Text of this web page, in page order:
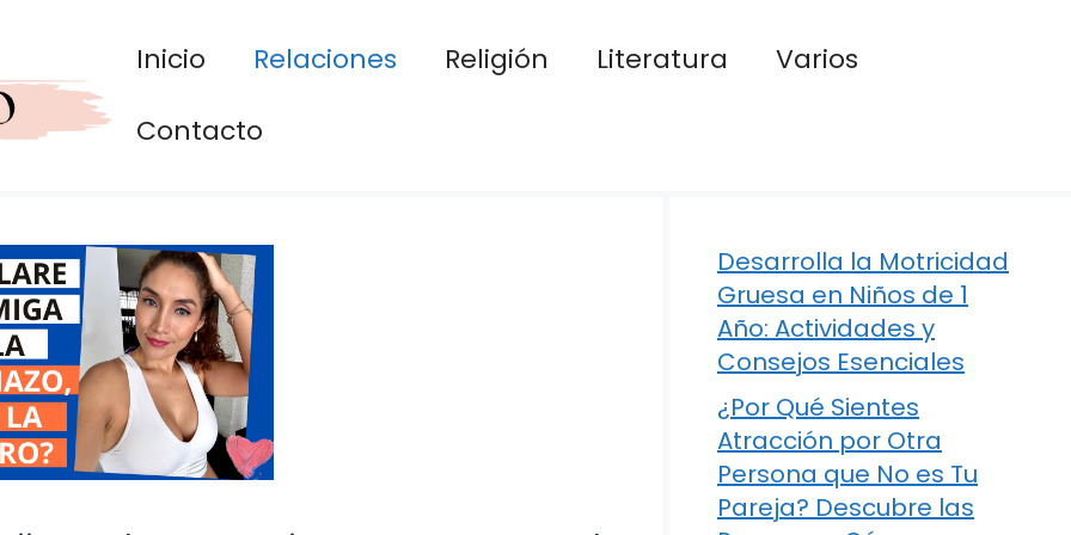
Inicio Relaciones Religión Literatura
Varios
Contacto
Desarrolla la Motricidad
Gruesa en Niños de 1
Año: Actividades y
Consejos Esenciales
¿Por Qué Sientes
Atracción por Otra
Persona que No es Tu
Pareja? Descubre las